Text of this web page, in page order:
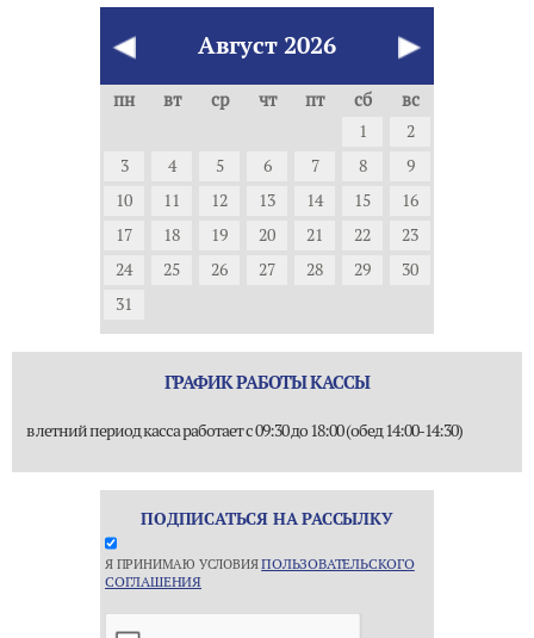
Август2026
пн вт ср чт пт сб вс
1
2
3
4 5 6 7 8
9
10
11 12 13 14 15
16
17
18 19 20 21 22
23
24
25 26 27 28 29
30
31
ГРАФИК РАБОТЫ КАССЫ
в летний период касса работает с 09:30 до 18:00 (обед 14:00-14:30)
ПОДПИСАТЬСЯ НА РАССЫЛКУ
Я ПРИНИМАЮ УСЛОВИЯПОЛЬЗОВАТЕЛЬСКОГО
СОГЛАШЕНИЯ